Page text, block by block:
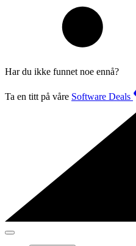
Har du ikke funnet noe ennå?
Ta en titt på våre Software Deals